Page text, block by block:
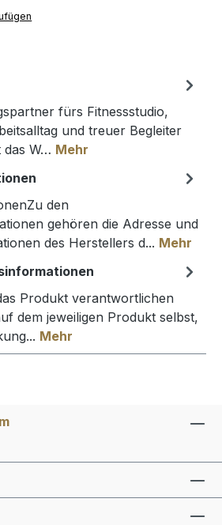
fürs Fitnessstudio,
und treuer Begleiter
das W… Mehr
den
gehören die Adresse und
des Herstellers d... Mehr
Produkt verantwortlichen
dem jeweiligen Produkt selbst,
Mehr